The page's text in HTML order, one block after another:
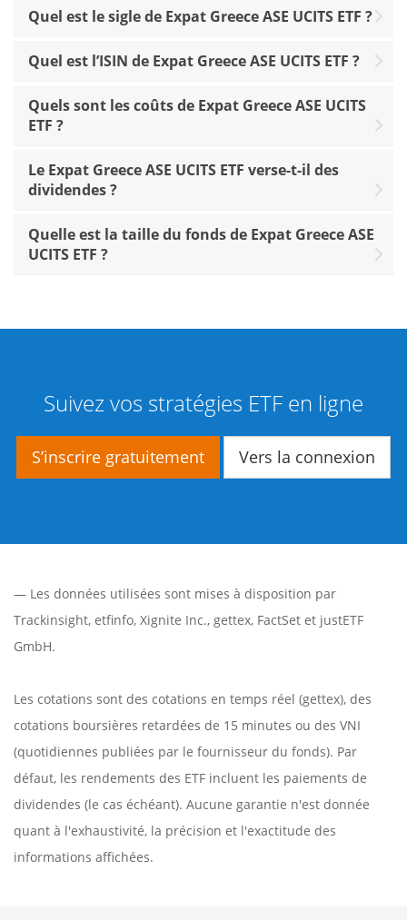
Quel est le sigle de Expat Greece ASE UCITS ETF ?
Quel est l’ISIN de Expat Greece ASE UCITS ETF ?
Quels sont les coûts de Expat Greece ASE UCITS
ETF ?
Le Expat Greece ASE UCITS ETF verse-t-il des
dividendes ?
Quelle est la taille du fonds de Expat Greece ASE
UCITS ETF ?
Suivez vos stratégies ETF en ligne
S’inscrire gratuitement Vers la connexion
— Les données utilisées sont mises à disposition par
Trackinsight, etfinfo, Xignite Inc., gettex, FactSet et justETF
GmbH.
Les cotations sont des cotations en temps réel (gettex), des
cotations boursières retardées de 15 minutes ou des VNI
(quotidiennes publiées par le fournisseur du fonds). Par
défaut, les rendements des ETF incluent les paiements de
dividendes (le cas échéant). Aucune garantie n'est donnée
quant à l'exhaustivité, la précision et l'exactitude des
informations affichées.